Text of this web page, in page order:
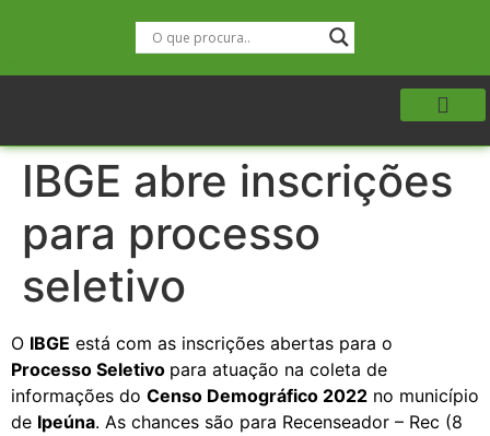
IBGE abre inscrições
para processo
seletivo
O IBGE está com as inscrições abertas para o
Processo Seletivo para atuação na coleta de
informações do Censo Demográfico 2022 no município
de Ipeúna. As chances são para Recenseador – Rec (8